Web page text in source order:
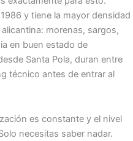
y tiene la mayor densidad
morenas, sargos,
en buen estado de
Santa Pola, duran entre
técnico antes de entrar al
es constante y el nivel
necesitas saber nadar.